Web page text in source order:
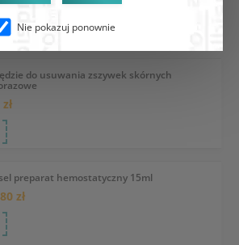
Nie pokazuj ponownie
do usuwania zszywek skórnych
preparat hemostatyczny 15ml
zł